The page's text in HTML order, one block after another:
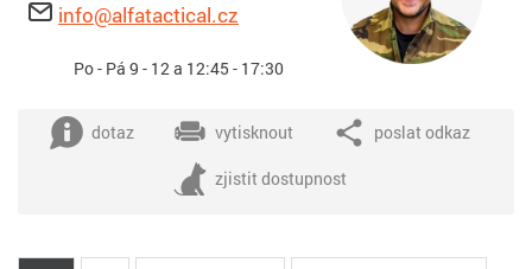
info@alfatactical.cz
Po - Pá 9 - 12 a 12:45 - 17:30
dotaz vytisknout poslat odkaz
zjistit dostupnost